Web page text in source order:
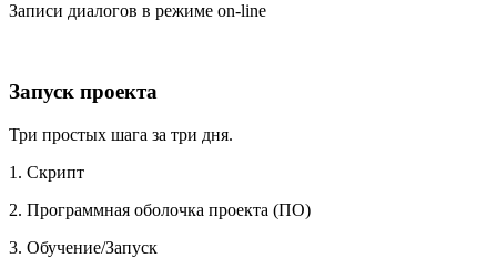
Записи диалогов в режиме on-line
Запуск проекта
Три простых шага за три дня.
1. Скрипт
2. Программная оболочка проекта (ПО)
3. Обучение/Запуск